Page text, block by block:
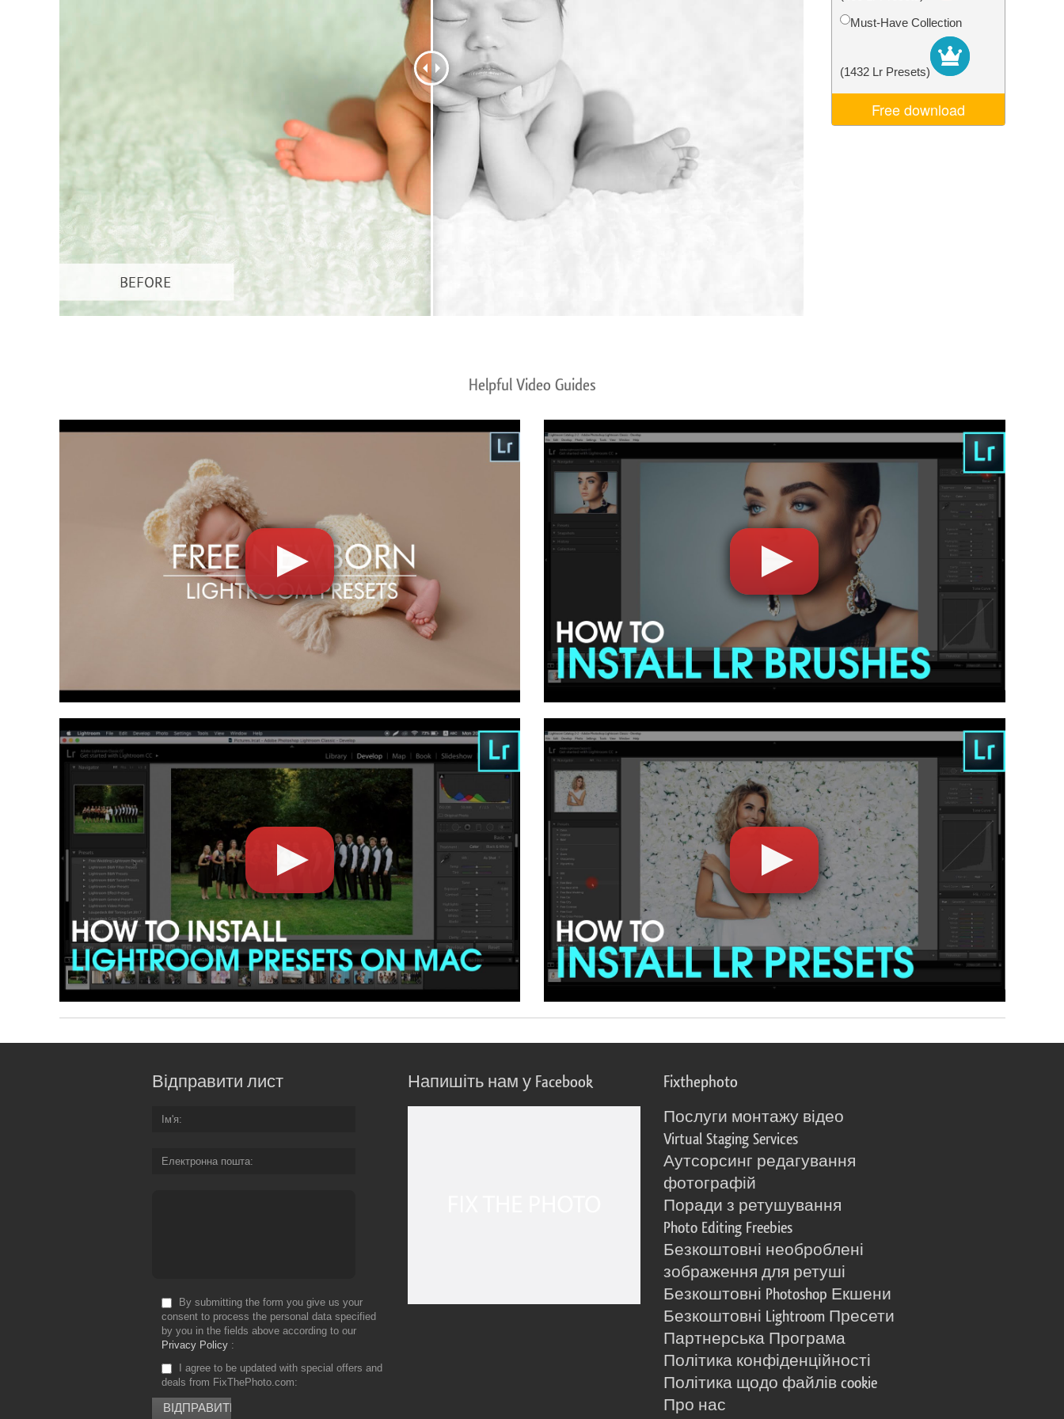
Сервіс ретуші товарів Редагування фото
ювелірних виробів
Video Editing ServicesMust-Have Collection
(1432 Lr Presets)
Free download
Helpful Video Guides
Відправити лист
Ім'я
Електронна пошта
By submitting the form you give us your
consent to process the personal data specified
by you in the fields above according to our
Privacy Policy
I agree to be updated with special offers and
deals from FixThePhoto.com
Напишіть нам у Facebook Fixthephoto
Послуги монтажу відео
Virtual Staging Services
Аутсорсинг редагування
фотографій
Поради з ретушування
Photo Editing Freebies
Безкоштовні необроблені
зображення для ретуші
Безкоштовні Photoshop Екшени
Безкоштовні Lightroom Пресети
Партнерська Програма
Політика конфіденційності
Політика щодо файлів cookie
Про нас